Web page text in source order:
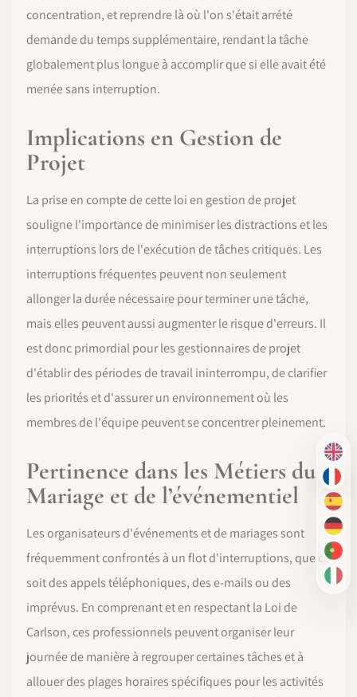
EN
FR
ES
DE
PT-
IT
concentration, et reprendre là où l'on s'était arrété
demande du temps supplémentaire, rendant la tâche
globalement plus longue à accomplir que si elle avait été
menée sans interruption.
Implications en Gestion de
Projet
La prise en compte de cette loi en gestion de projet
souligne l'importance de minimiser les distractions et les
interruptions lors de l'exécution de tâches critiques. Les
interruptions fréquentes peuvent non seulement
allonger la durée nécessaire pour terminer une tâche,
mais elles peuvent aussi augmenter le risque d'erreurs. Il
est donc primordial pour les gestionnaires de projet
d'établir des périodes de travail ininterrompu, de clarifier
les priorités et d'assurer un environnement où les
membres de l'équipe peuvent se concentrer pleinement.
Pertinence dans les Métiers du
Mariage et de l’événementiel
Les organisateurs d'événements et de mariages sont
fréquemment confrontés à un flot d'interruptions, que ce
soit des appels téléphoniques, des e-mails ou des
imprévus. En comprenant et en respectant la Loi de
Carlson, ces professionnels peuvent organiser leur
journée de manière à regrouper certaines tâches et à
allouer des plages horaires spécifiques pour les activités